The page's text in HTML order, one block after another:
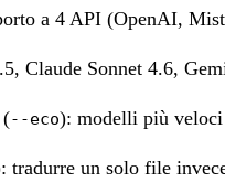
a 4 API (OpenAI,
Claude Sonnet 4.6,
(--eco): modelli più veloci
tradurre un solo file